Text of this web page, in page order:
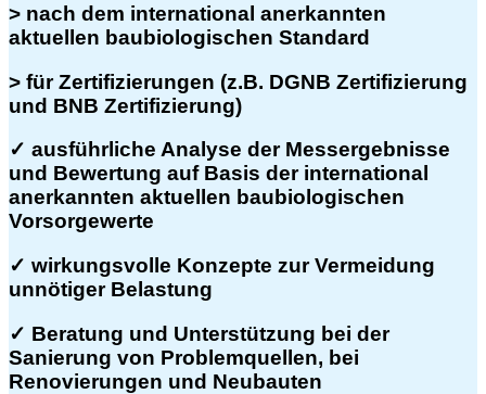
> nach dem international anerkannten
aktuellen baubiologischen Standard
> für Zertifizierungen (z.B. DGNB Zertifizierung
und BNB Zertifizierung)
✓ ausführliche Analyse der Messergebnisse
und Bewertung auf Basis der international
anerkannten aktuellen baubiologischen
Vorsorgewerte
✓ wirkungsvolle Konzepte zur Vermeidung
unnötiger Belastung
✓ Beratung und Unterstützung bei der
Sanierung von Problemquellen, bei
Renovierungen und Neubauten